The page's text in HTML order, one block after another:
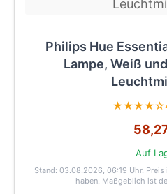
Philips Hue
Lampe, Weiß
★★★★☆
Auf
Stand: 03.08.2026, 06:19 Uhr. Preis
haben. Maßgeblich ist